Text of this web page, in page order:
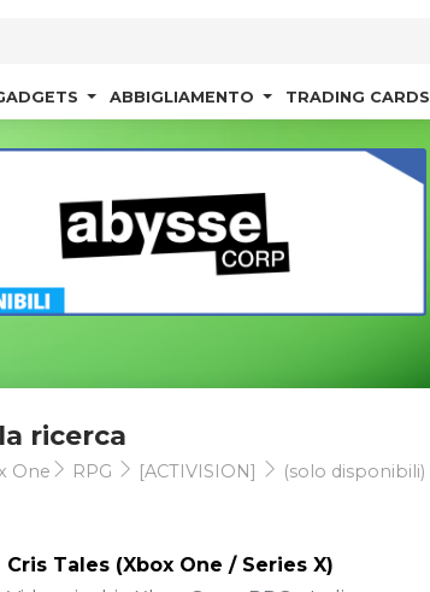
ABBIGLIAMENTO TRADING CARDS
ricerca
One RPG [ACTIVISION] (solo disponibili)
Cris Tales (Xbox One / Series X)